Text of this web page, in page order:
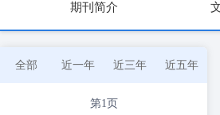
期刊简介
全部 近一年 近三年 近五年
第1页